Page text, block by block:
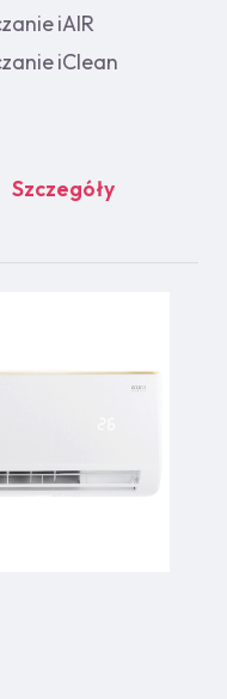
iAIR
iClean
Szczegóły